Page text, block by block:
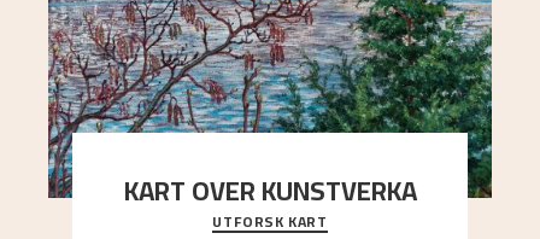
KART OVER KUNSTVERKA
Utforsk stedene og utsiktene i Astrups malerier
UTFORSK KART